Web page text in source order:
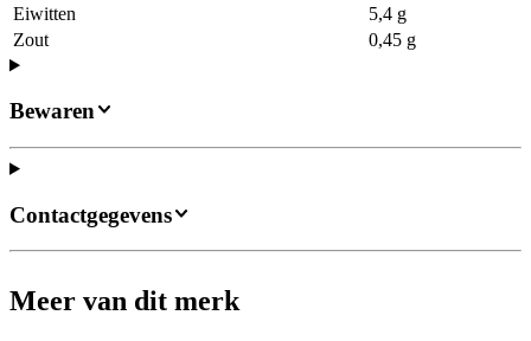
Eiwitten
5,4 g
Zout
0,45 g
Bewaren
Contactgegevens
Meer van dit merk